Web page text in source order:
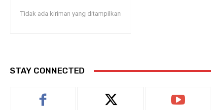
Tidak ada kiriman yang ditampilkan
STAY CONNECTED